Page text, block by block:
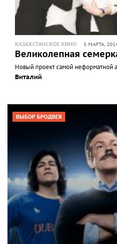
КАЗАХСТАНСКОЕ КИНО 5 МАРТА,
Великолепная
Новый проект самой неформатной
Виталий
ВЫБОР БРОДВЕЯ